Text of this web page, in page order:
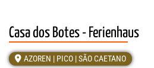
Casa dos Botes - Ferienhaus
AZOREN | PICO | SÃO CAETANO